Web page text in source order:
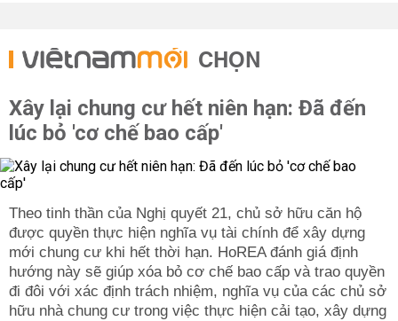
CHỌN
Xây lại chung cư hết niên hạn: Đã đến
lúc bỏ 'cơ chế bao cấp'
Theo tinh thần của Nghị quyết 21, chủ sở hữu căn hộ
được quyền thực hiện nghĩa vụ tài chính để xây dựng
mới chung cư khi hết thời hạn. HoREA đánh giá định
hướng này sẽ giúp xóa bỏ cơ chế bao cấp và trao quyền
đi đôi với xác định trách nhiệm, nghĩa vụ của các chủ sở
hữu nhà chung cư trong việc thực hiện cải tạo, xây dựng